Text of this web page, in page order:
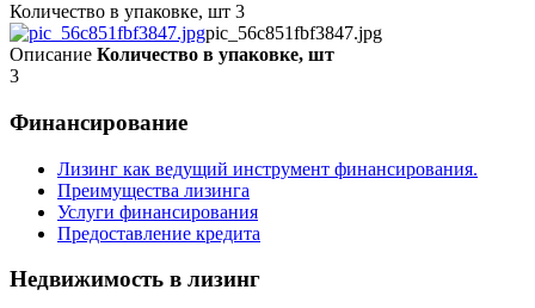
Количество в упаковке, шт 3
pic_56c851fbf3847.jpg
Описание Количество в упаковке, шт
3
Финансирование
Лизинг как ведущий инструмент финансирования.
Преимущества лизинга
Услуги финансирования
Предоставление кредита
Недвижимость в лизинг